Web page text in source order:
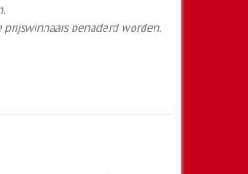
prijswinnaars benaderd worden.